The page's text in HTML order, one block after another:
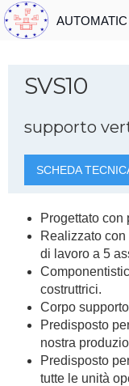
SVS10
supporto
SCHEDA
Progettato con
Realizzato
di lavoro a 5
costruttrici.
Corpo
Predisposto
nostra
Predisposto
tutte le unità